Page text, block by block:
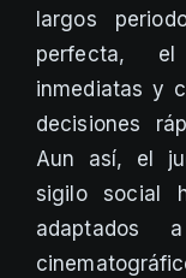
largos
perfecta,
inmediatas y
decisiones
Aun así, el
sigilo social